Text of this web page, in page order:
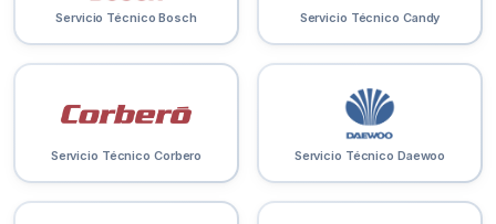
Servicio Técnico Bosch Servicio Técnico Candy
Servicio Técnico Corbero Servicio Técnico Daewoo